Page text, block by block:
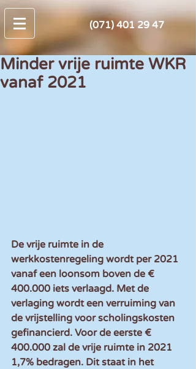
(071) 401 29 47
Minder vrije ruimte WKR
vanaf 2021
De vrije ruimte in de
werkkostenregeling wordt per 2021
vanaf een loonsom boven de €
400.000 iets verlaagd. Met de
verlaging wordt een verruiming van
de vrijstelling voor scholingskosten
gefinancierd. Voor de eerste €
400.000 zal de vrije ruimte in 2021
1,7% bedragen. Dit staat in het